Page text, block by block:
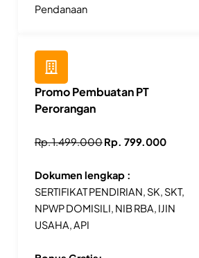
Pendanaan
Promo Pembuatan PT
Perorangan
Rp. 1.499.000Rp. 799.000
Dokumen lengkap :
SERTIFIKAT PENDIRIAN, SK, SKT,
NPWP DOMISILI, NIB RBA, IJIN
USAHA, API